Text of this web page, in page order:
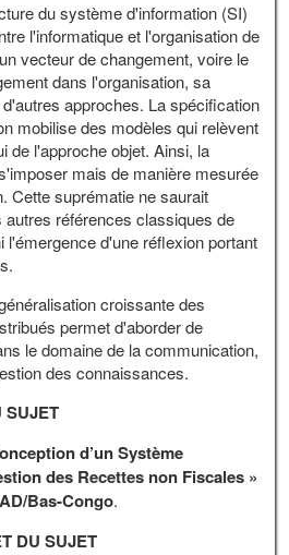
du système d'information (SI)
l'informatique et l'organisation de
vecteur de changement, voire le
dans l'organisation, sa
approches. La spécification
mobilise des modèles qui relèvent
de l'approche objet. Ainsi, la
mais de manière mesurée
Cette suprématie ne saurait
autres références classiques de
l'émergence d'une réflexion portant
croissante des
permet d'aborder de
le domaine de la communication,
des connaissances.
SUJET
d’un Système
des Recettes non Fiscales »
Congo.
DU SUJET